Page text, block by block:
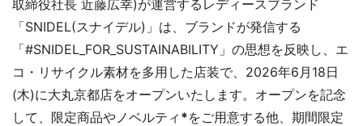
取締役社長 近藤広幸)が運営するレディースブランド
「SNIDEL(スナイデル)」は、ブランドが発信する
「#SNIDEL_FOR_SUSTAINABILITY」の思想を反映し、エ
コ・リサイクル素材を多用した店装で、2026年6月18日
(木)に大丸京都店をオープンいたします。オープンを記念
して、限定商品やノベルティ *をご用意する他、期間限定